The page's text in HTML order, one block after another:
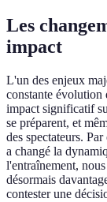
Les
impact
L'un des enjeux
constante évolution
impact significatif
se préparent, et
des spectateurs.
a changé la
l'entraînement,
désormais
contester une